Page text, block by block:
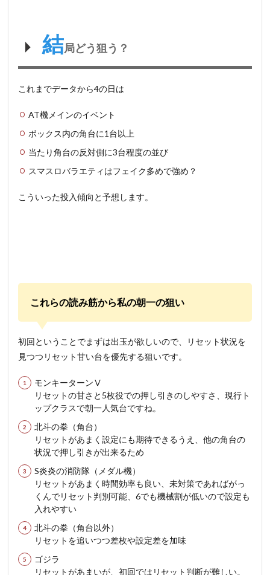
結局どう狙う？
これまでデータから4の日は
AT機メインのイベント
ボックス内の角台に1台以上
当たり角台の反対側に3台程度の並び
スマスロバラエティはフェイク多めで強め？
こういった投入傾向と予想します。
これらの読み筋から私の朝一の狙い
初回ということでまずは出玉が欲しいので、リセット状況を
見つつリセット甘い台を優先する狙いです。
モンキーターンⅤ
リセットの甘さと5枚役での押し引きのしやすさ、現行ト
ップクラスで朝一人気台ですね。
北斗の拳（角台）
リセットがあまく設定にも期待できるうえ、他の角台の
状況で押し引きが出来るため
S炎炎の消防隊（メダル機）
リセットがあまく時間効率も良い、未対策であればがっ
くんでリセット判別可能、6でも機械割が低いので設定も
入れやすい
北斗の拳（角台以外）
リセットを追いつつ差枚や設定差を加味
ゴジラ
リセットがあまいが、初回ではリセット判断が難しい。